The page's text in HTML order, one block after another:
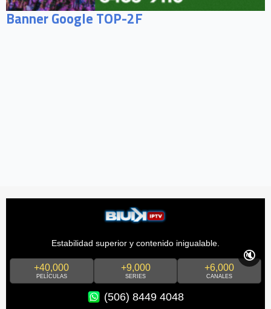
Banner Google TOP-2F
Estabilidad superior y contenido inigualable.
+40,000
PELÍCULAS
+9,000
SERIES
+6,000
CANALES
(506) 8449 4048
🔇